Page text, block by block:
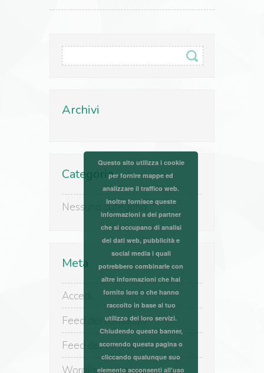
Archivi
Categorie
Nessuna categoria
Meta
Accedi
Feed dei contenuti
Feed dei commenti
WordPress.org
Questo sito utilizza i cookie
per fornire mappe ed
analizzare il traffico web.
Inoltre fornisce queste
informazioni a dei partner
che si occupano di analisi
dei dati web, pubblicità e
social media i quali
potrebbero combinarle con
altre informazioni che hai
fornito loro o che hanno
raccolto in base al tuo
utilizzo dei loro servizi.
Chiudendo questo banner,
scorrendo questa pagina o
cliccando qualunque suo
elemento acconsenti all'uso